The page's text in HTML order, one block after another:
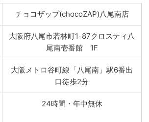
チョコザップ(chocoZAP)八尾南店
大阪府八尾市若林町1-87クロスティ八
尾南壱番館 1F
大阪メトロ谷町線「八尾南」駅6番出
口徒歩2分
24時間・年中無休